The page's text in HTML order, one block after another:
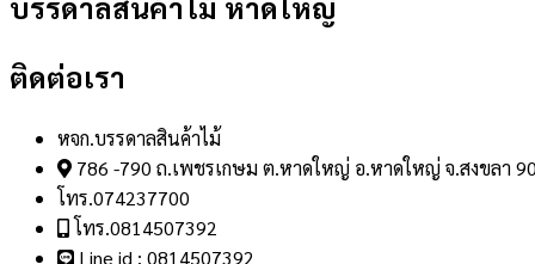
ติดต่อเรา
หจก.บรรดาลสินค้าไม้
786 -790 ถ.เพชรเกษม ต.หาดใหญ่ อ.หาดใหญ่ จ.สงขลา
โทร.074237700
โทร.0814507392
Line id : 0814507392